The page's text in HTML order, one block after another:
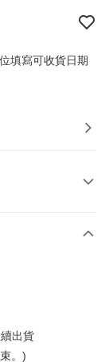
填寫可收貨日期
出貨
。)